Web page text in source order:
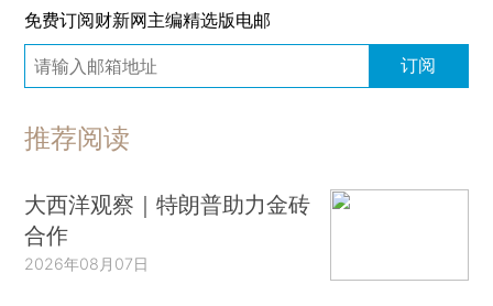
免费订阅财新网主编精选版电邮
订阅
推荐阅读
大西洋观察｜特朗普助力金砖
合作
2026年08月07日